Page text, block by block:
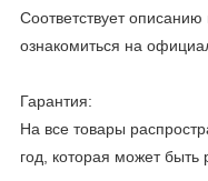
Соответствует
ознакомиться на
Гарантия:
На все товары
год, которая может быть